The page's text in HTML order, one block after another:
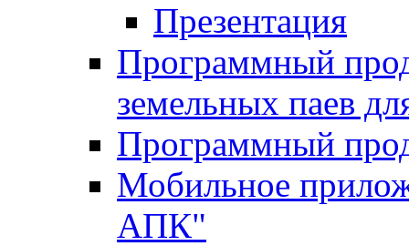
Презентация
Программный
земельных паев
Программный
Мобильное
АПК"